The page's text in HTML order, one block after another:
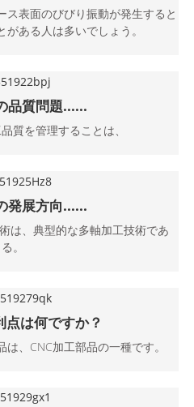
ス表面のびびり振動が発生すると
ある人は多いでしょう。
品質問題......
質を管理することは、
発展方向......
は、典型的な多軸加工技術であ
る。
点は何ですか？
、CNC加工部品の一種です。